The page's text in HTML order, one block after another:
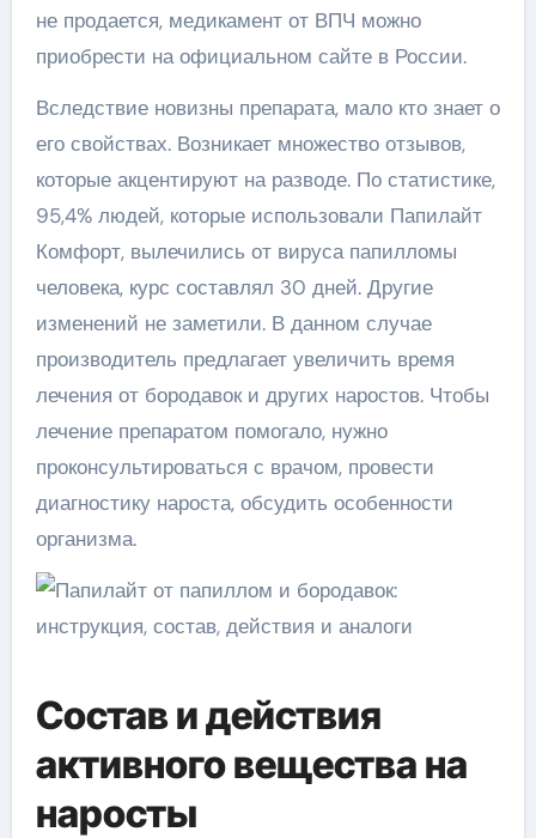
не продается, медикамент от ВПЧ можно
приобрести на официальном сайте в России.
Вследствие новизны препарата, мало кто знает о
его свойствах. Возникает множество отзывов,
которые акцентируют на разводе. По статистике,
95,4% людей, которые использовали Папилайт
Комфорт, вылечились от вируса папилломы
человека, курс составлял 30 дней. Другие
изменений не заметили. В данном случае
производитель предлагает увеличить время
лечения от бородавок и других наростов. Чтобы
лечение препаратом помогало, нужно
проконсультироваться с врачом, провести
диагностику нароста, обсудить особенности
организма.
Состав и действия
активного вещества на
наросты